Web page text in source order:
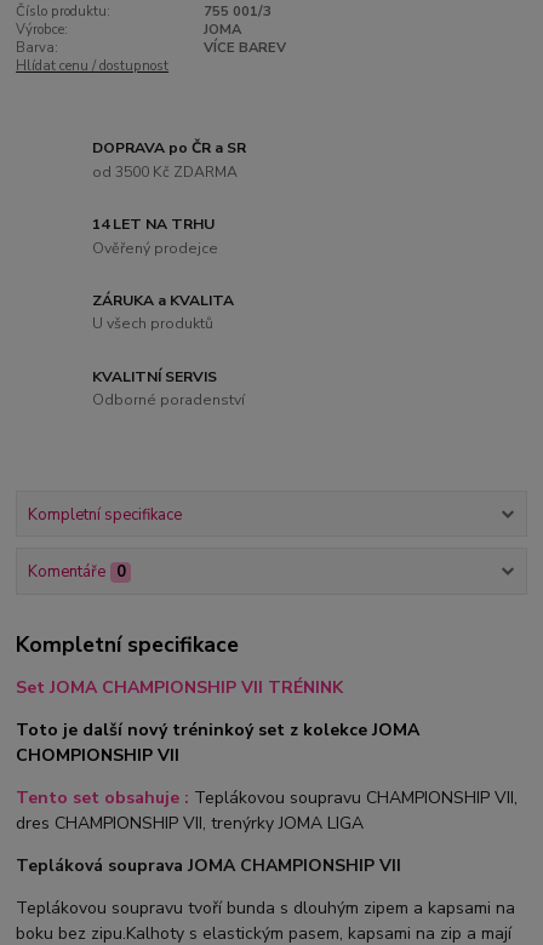
Číslo produktu:
755 001/3
Výrobce:
JOMA
Barva:
VÍCE BAREV
Hlídat cenu / dostupnost
DOPRAVA po ČR a SR
od 3500 Kč ZDARMA
14 LET NA TRHU
Ověřený prodejce
ZÁRUKA a KVALITA
U všech produktů
KVALITNÍ SERVIS
Odborné poradenství
Kompletní specifikace
Komentáře 0
Kompletní specifikace
Set JOMA CHAMPIONSHIP VII TRÉNINK
Toto je další nový tréninkoý set z kolekce JOMA
CHOMPIONSHIP VII
Tento set obsahuje : Teplákovou soupravu CHAMPIONSHIP VII,
dres CHAMPIONSHIP VII, trenýrky JOMA LIGA
Tepláková souprava JOMA CHAMPIONSHIP VII
Teplákovou soupravu tvoří bunda s dlouhým zipem a kapsami na
boku bez zipu.Kalhoty s elastickým pasem, kapsami na zip a mají